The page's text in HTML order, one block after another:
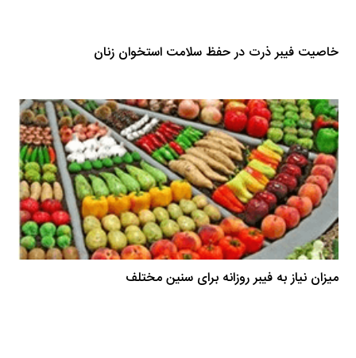
خاصیت فیبر ذرت در حفظ سلامت استخوان زنان
میزان نیاز به فیبر روزانه برای سنین مختلف